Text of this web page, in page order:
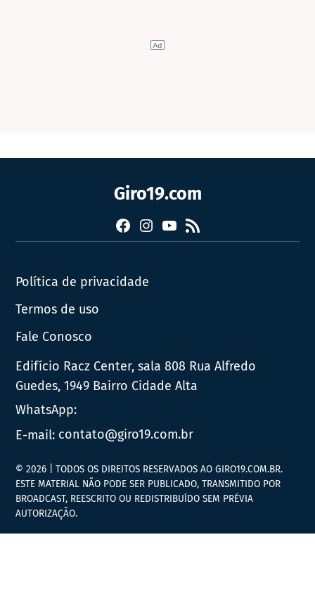
Giro19.com
FacebookInstagram
YouTube
RSS
Política de privacidade
Termos de uso
Fale Conosco
Edifício Racz Center, sala 808 Rua Alfredo
Guedes, 1949 Bairro Cidade Alta
WhatsApp:
E-mail: contato@giro19.com.br
© 2026 | TODOS OS DIREITOS RESERVADOS AO GIRO19.COM.BR.
ESTE MATERIAL NÃO PODE SER PUBLICADO, TRANSMITIDO POR
BROADCAST, REESCRITO OU REDISTRIBUÍDO SEM PRÉVIA
AUTORIZAÇÃO.